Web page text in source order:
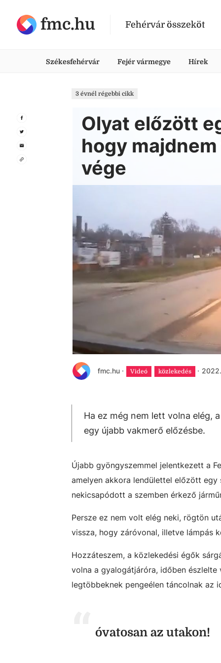
fmc.hu Fehérvár összeköt
Székesfehérvár Fejér vármegye Hírek
3 évnél régebbi cikk
Olyat előzött
hogy
vége
fmc.hu · Videó közlekedés ·
Ha ez még nem lett volna elég,
egy újabb vakmerő előzésbe.
Újabb gyöngyszemmel jelentkezett a
amelyen akkora lendülettel előzött
nekicsapódott a szemben érkező
Persze ez nem volt elég neki, rögtön
vissza, hogy záróvonal, illetve lámpás
Hozzáteszem, a közlekedési égők
volna a gyalogátjáróra, időben észlelte
legtöbbeknek pengeélen táncolnak az
óvatosan az utakon!